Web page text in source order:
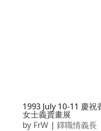
1993 July 10-11 慶
女士義賣畫展
by FrW| 鐸職情義長